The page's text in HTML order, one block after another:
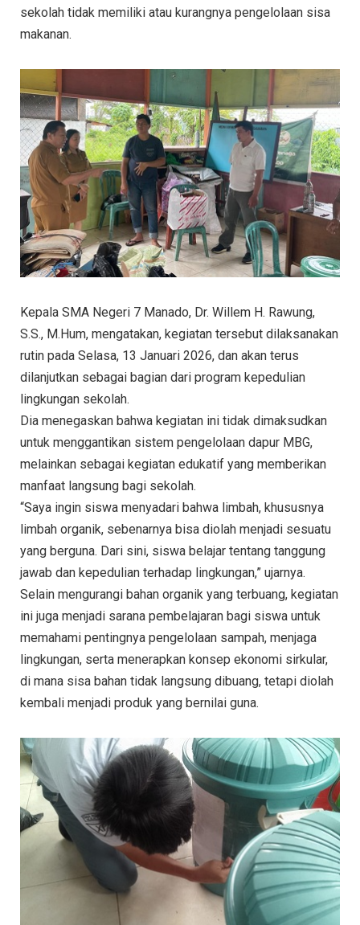
sekolah tidak memiliki atau kurangnya pengelolaan sisa
makanan.
Kepala SMA Negeri 7 Manado, Dr. Willem H. Rawung,
S.S., M.Hum, mengatakan, kegiatan tersebut dilaksanakan
rutin pada Selasa, 13 Januari 2026, dan akan terus
dilanjutkan sebagai bagian dari program kepedulian
lingkungan sekolah.
Dia menegaskan bahwa kegiatan ini tidak dimaksudkan
untuk menggantikan sistem pengelolaan dapur MBG,
melainkan sebagai kegiatan edukatif yang memberikan
manfaat langsung bagi sekolah.
“Saya ingin siswa menyadari bahwa limbah, khususnya
limbah organik, sebenarnya bisa diolah menjadi sesuatu
yang berguna. Dari sini, siswa belajar tentang tanggung
jawab dan kepedulian terhadap lingkungan,” ujarnya.
Selain mengurangi bahan organik yang terbuang, kegiatan
ini juga menjadi sarana pembelajaran bagi siswa untuk
memahami pentingnya pengelolaan sampah, menjaga
lingkungan, serta menerapkan konsep ekonomi sirkular,
di mana sisa bahan tidak langsung dibuang, tetapi diolah
kembali menjadi produk yang bernilai guna.